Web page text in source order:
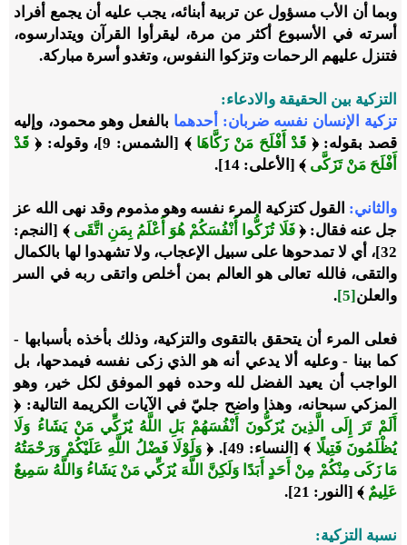
وبما أن الأب مسؤول عن تربية أبنائه، يجب عليه أن يجمع أفراد
أسرته في الأسبوع أكثر من مرة، ليقرأوا القرآن ويتدارسوه،
فتنزل عليهم الرحمات وتزكوا النفوس، وتغدو أسرة مباركة.
التزكية بين الحقيقة والادعاء:
تزكية الإنسان نفسه ضربان: أحدهما بالفعل وهو محمود، وإليه
قصد بقوله: ﴿ قَدْ أَفْلَحَ مَنْ زَكَّاهَا ﴾ [الشمس: 9]، وقوله: ﴿
قَدْ
أَفْلَحَ مَنْ تَزَكَّى ﴾ [الأعلى: 14].
والثاني: القول كتزكية المرء نفسه وهو مذموم وقد نهى الله عز
جل عنه فقال: ﴿فَلَا تُزَكُّوا أَنْفُسَكُمْ هُوَ أَعْلَمُ بِمَنِ اتَّقَى ﴾ [النجم:
32]، أي لا تمدحوها على سبيل الإعجاب، ولا تشهدوا لها بالكمال
والتقى، فالله تعالى هو العالم بمن أخلص واتقى ربه في السر
والعلن[5]
.
فعلى المرء أن يتحقق بالتقوى والتزكية، وذلك بأخذه بأسبابها -
كما بينا - وعليه ألا يدعي أنه هو الذي زكى نفسه فيمدحها، بل
الواجب أن يعيد الفضل لله وحده فهو الموفق لكل خير، وهو
المزكي سبحانه، وهذا واضح جليّ في الآيات الكريمة التالية: ﴿
أَلَمْ تَرَ إِلَى الَّذِينَ يُزَكُّونَ أَنْفُسَهُمْ بَلِ اللَّهُ يُزَكِّي مَنْ يَشَاءُ وَلَا
يُظْلَمُونَ فَتِيلًا ﴾ [النساء: 49]. ﴿
وَلَوْلَا فَضْلُ اللَّهِ عَلَيْكُمْ وَرَحْمَتُهُ
مَا زَكَى مِنْكُمْ مِنْ أَحَدٍ أَبَدًا وَلَكِنَّ اللَّهَ يُزَكِّي مَنْ يَشَاءُ وَاللَّهُ سَمِيعٌ
عَلِيمٌ ﴾ [النور: 21].
نسبة التزكية: